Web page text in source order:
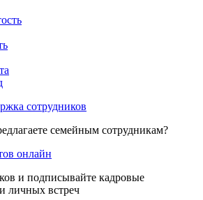
сотрудников
семейным сотрудникам?
онлайн
и подписывайте кадровые
личных встреч